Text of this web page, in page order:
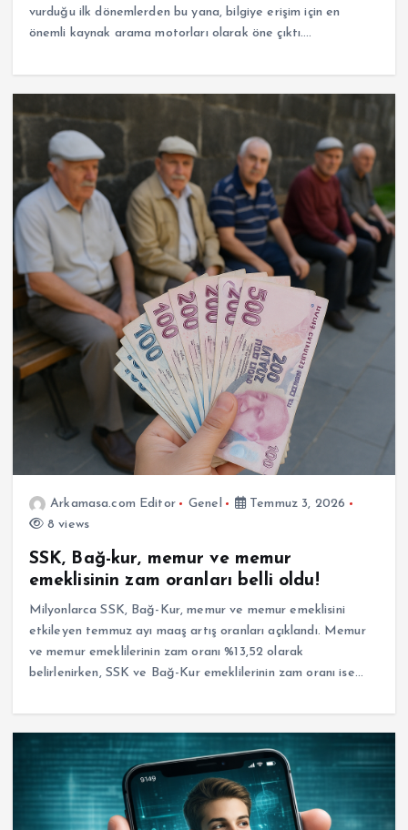
vurduğu ilk dönemlerden bu yana, bilgiye erişim için en
önemli kaynak arama motorları olarak öne çıktı.…
Arkamasa.com Editor Genel
Temmuz 3, 2026
8 views
SSK, Bağ-kur, memur ve memur
emeklisinin zam oranları belli oldu!
Milyonlarca SSK, Bağ-Kur, memur ve memur emeklisini
etkileyen temmuz ayı maaş artış oranları açıklandı. Memur
ve memur emeklilerinin zam oranı %13,52 olarak
belirlenirken, SSK ve Bağ-Kur emeklilerinin zam oranı ise…